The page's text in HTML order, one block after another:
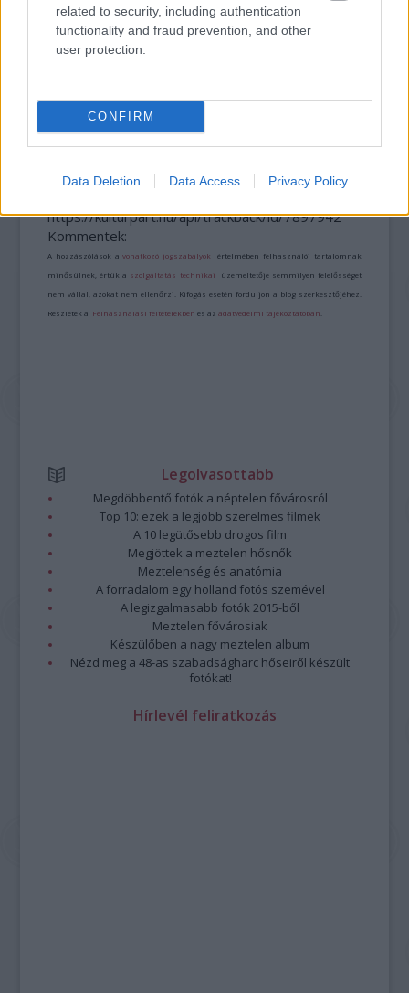
related to security, including authentication
functionality and fraud prevention, and other
user protection.
CONFIRM
Data Deletion Data Access Privacy Policy
MUCSI ZOLTÁN VISSZATÉR – EGY ÉLETEM
https://kulturpart.hu/api/trackback/id/7897942
Kommentek:
A hozzászólások avonatkozó jogszabályok értelmében felhasználói tartalomnak
minősülnek, értük a szolgáltatás technikai üzemeltetője semmilyen felelősséget
nem vállal, azokat nem ellenőrzi. Kifogás esetén forduljon a blog szerkesztőjéhez.
Részletek a Felhasználási feltételekben és azadatvédelmi tájékoztatóban
Legolvasottabb
Megdöbbentő fotók a néptelen fővárosról
Top 10: ezek a legjobb szerelmes filmek
A 10 legütősebb drogos film
Megjöttek a meztelen hősnők
Meztelenség és anatómia
A forradalom egy holland fotós szemével
A legizgalmasabb fotók 2015-ből
Meztelen fővárosiak
Készülőben a nagy meztelen album
Nézd meg a 48-as szabadságharc hőseiről készült
fotókat!
Hírlevél feliratkozás